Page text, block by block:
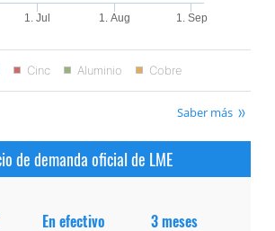
1. Jul 1. Aug 1. Sep
Cinc Aluminio Cobre
Saber más
de demanda oficial de LME
En efectivo 3 meses